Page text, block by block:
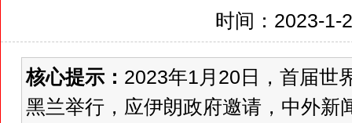
时间：2023-1-
核心提示： 2023年1月20日，首届世
黑兰举行，应伊朗政府邀请，中外新